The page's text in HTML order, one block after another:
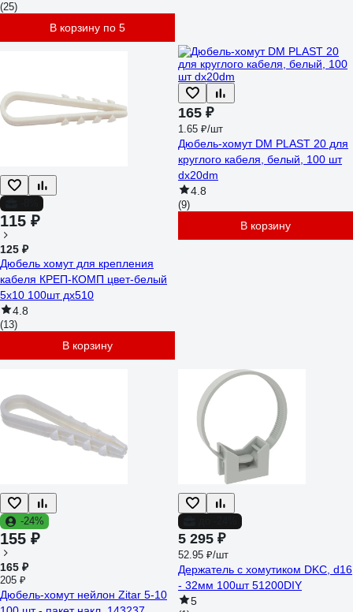
(25)
В корзину по 5
115 ₽
125 ₽
Дюбель хомут для крепления
кабеля КРЕП-КОМП цвет-белый
5х10 100шт дх510
4.8
(13)
В корзину
165 ₽
1.65 ₽/шт
Дюбель-хомут DM PLAST 20 для
круглого кабеля, белый, 100 шт
dx20dm
4.8
(9)
В корзину
-24%
155 ₽
165 ₽
205 ₽
Дюбель-хомут нейлон Zitar 5-10
5 295 ₽
52.95 ₽/шт
Держатель с хомутиком DKC, d16
- 32мм 100шт 51200DIY
5